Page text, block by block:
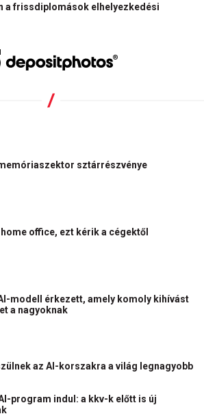
a frissdiplomások elhelyezkedési
sztárrészvénye
home office, ezt kérik a cégektől
modell érkezett, amely komoly kihívást
a nagyoknak
az AI-korszakra a világ legnagyobb
program indul: a kkv-k előtt is új